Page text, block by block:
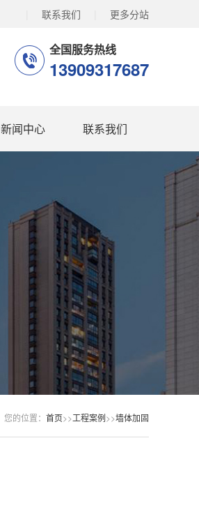
联系我们 更多分站
全国服务热线
13909317687
新闻中心 联系我们
您的位置： 首页>>工程案例>>墙体加固